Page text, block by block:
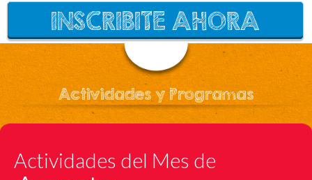
Actividades y Programas